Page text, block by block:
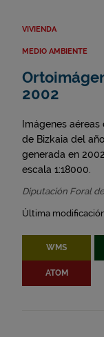
VIVIENDA
MEDIO AMBIENTE
2002
Imágenes
de Bizkaia del
generada en
escala 1:18000.
Diputación Foral
Última
WMS
ATOM